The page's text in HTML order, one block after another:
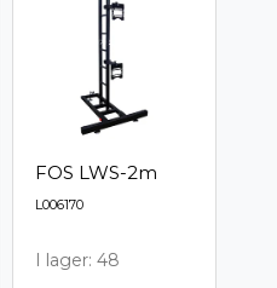
FOS LWS-2m
L006170
I lager: 48